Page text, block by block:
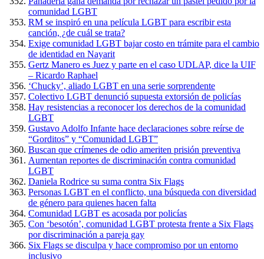
comunidad LGBT
RM se inspiró en una película LGBT para escribir esta
canción, ¿de cuál se trata?
Exige comunidad LGBT bajar costo en trámite para el cambio
de identidad en Nayarit
Gertz Manero es Juez y parte en el caso UDLAP, dice la UIF
– Ricardo Raphael
‘Chucky’, aliado LGBT en una serie sorprendente
Colectivo LGBT denunció supuesta extorsión de policías
Hay resistencias a reconocer los derechos de la comunidad
LGBT
Gustavo Adolfo Infante hace declaraciones sobre reírse de
“Gorditos” y “Comunidad LGBT”
Buscan que crímenes de odio ameriten prisión preventiva
Aumentan reportes de discriminación contra comunidad
LGBT
Daniela Rodrice su suma contra Six Flags
Personas LGBT en el conflicto, una búsqueda con diversidad
de género para quienes hacen falta
Comunidad LGBT es acosada por policías
Con ‘besotón’, comunidad LGBT protesta frente a Six Flags
por discriminación a pareja gay
Six Flags se disculpa y hace compromiso por un entorno
inclusivo